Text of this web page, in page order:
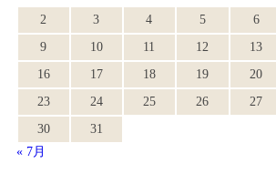
2
3 4 5 6
9
10 11 12 13
16
17 18 19 20
23
24 25 26 27
30
31
« 7月